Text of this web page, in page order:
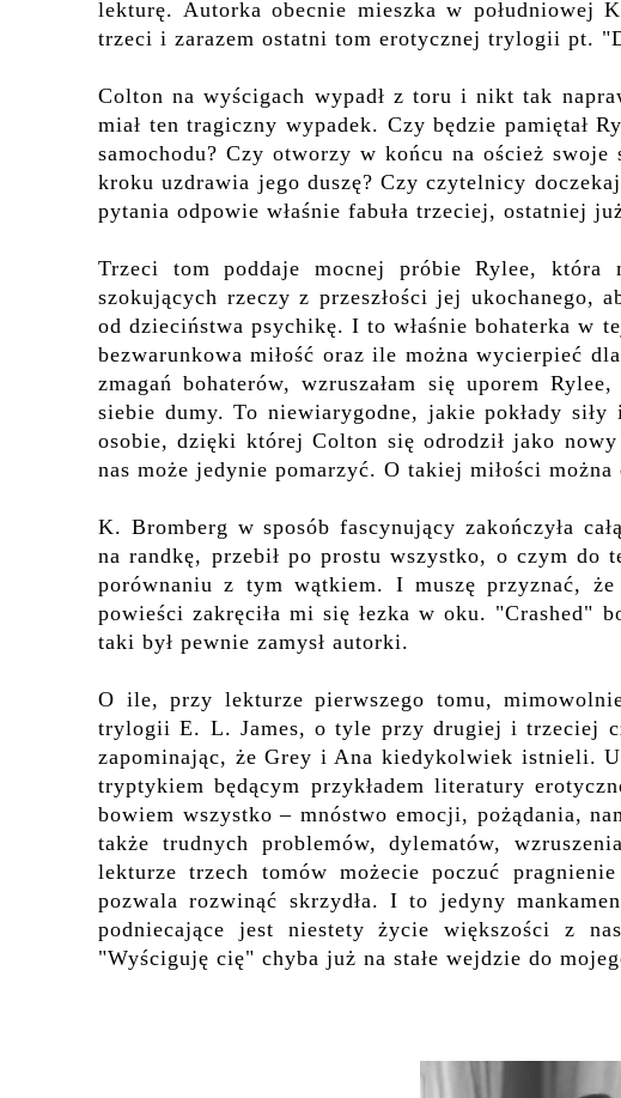
lekturę. Autorka obecnie mieszka w południowej
trzeci i zarazem ostatni tom erotycznej trylogii pt.
Colton na wyścigach wypadł z toru i nikt tak
miał ten tragiczny wypadek. Czy będzie pamiętał
samochodu? Czy otworzy w końcu na oścież
kroku uzdrawia jego duszę? Czy czytelnicy
pytania odpowie właśnie fabuła trzeciej, ostatniej
Trzeci tom poddaje mocnej próbie Rylee,
szokujących rzeczy z przeszłości jej ukochanego,
od dzieciństwa psychikę. I to właśnie bohaterka w
bezwarunkowa miłość oraz ile można wycierpieć
zmagań bohaterów, wzruszałam się uporem
siebie dumy. To niewiarygodne, jakie pokłady
osobie, dzięki której Colton się odrodził jako
nas może jedynie pomarzyć. O takiej miłości
K. Bromberg w sposób fascynujący zakończyła
na randkę, przebił po prostu wszystko, o czym do
porównaniu z tym wątkiem. I muszę przyznać,
powieści zakręciła mi się łezka w oku. "Crashed"
taki był pewnie zamysł autorki.
O ile, przy lekturze pierwszego tomu,
trylogii E. L. James, o tyle przy drugiej i trzeciej
zapominając, że Grey i Ana kiedykolwiek istnieli.
tryptykiem będącym przykładem literatury
bowiem wszystko – mnóstwo emocji, pożądania,
także trudnych problemów, dylematów,
lekturze trzech tomów możecie poczuć
pozwala rozwinąć skrzydła. I to jedyny
podniecające jest niestety życie większości z
"Wyściguję cię" chyba już na stałe wejdzie do